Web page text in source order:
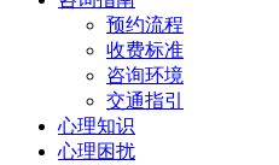
预约流程
收费标准
咨询环境
交通指引
心理知识
心理困扰